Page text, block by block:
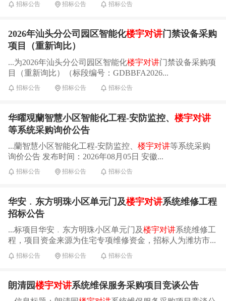
招标公告 招标公告 招标公告
2026年汕头分公司园区智能化楼宇对讲门禁设备采购
项目（重新询比）
...为2026年汕头分公司园区智能化楼宇对讲门禁设备采购项
目（重新询比）（标段编号：GDBBFA2026...
招标公告 招标公告 招标公告
华曜覌蘭智慧小区智能化工程-安防监控、 楼宇对讲
等系统采购询价公告
...蘭智慧小区智能化工程-安防监控、 楼宇对讲等系统采购
询价公告 发布时间：2026年08月05日 安徽...
招标公告 招标公告 招标公告
华安﹒东方明珠小区单元门及楼宇对讲系统维修工程
招标公告
...标项目华安﹒东方明珠小区单元门及楼宇对讲系统维修工
程，项目资金来源为住宅专项维修资金，招标人为潍坊市...
招标公告 招标公告 招标公告
朗清园楼宇对讲系统维保服务采购项目竞谈公告